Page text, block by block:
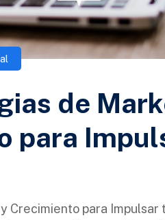
de
para
para Impulsar